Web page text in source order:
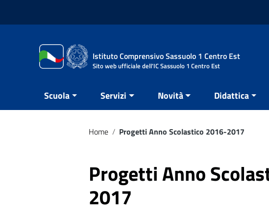
Istituto Comprensivo Sassuolo 1 Centro Est
Sito web ufficiale dell'IC Sassuolo 1 Centro Est
Scuola Servizi Novità Didattica
Home / Progetti Anno Scolastico 2016-2017
Progetti Anno
2017